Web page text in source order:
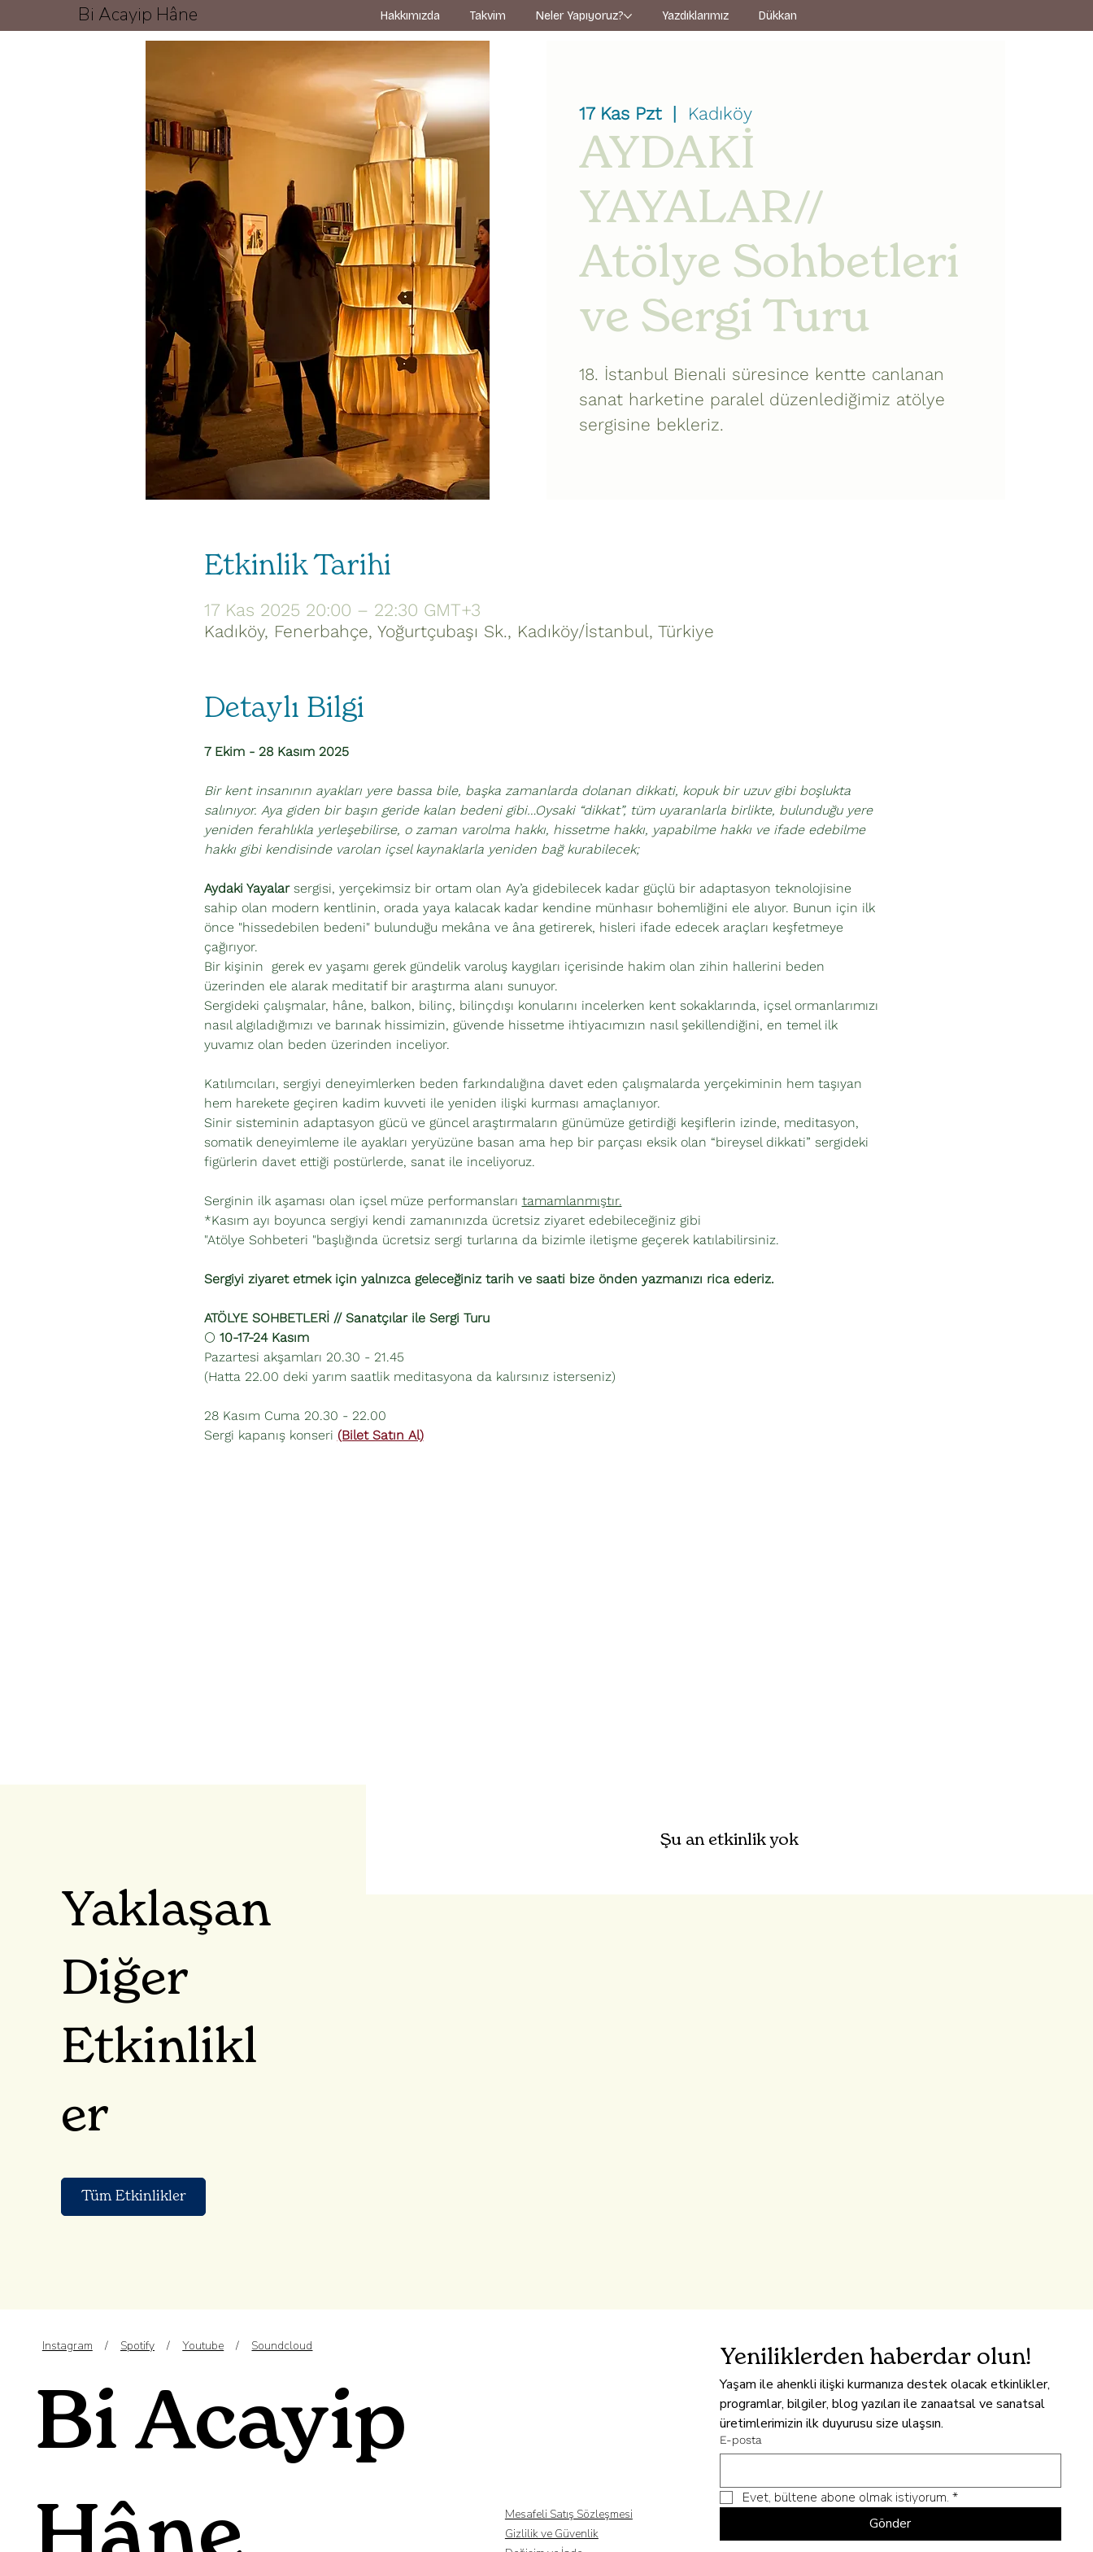
Bi Acayip Hâne Hakkımızda Takvim Neler Yapıyoruz? Yazdıklarımız Dükkan
17 Kas Pzt
  |
Kadıköy
AYDAKİ
YAYALAR//
Atölye Sohbetleri
ve Sergi Turu
18. İstanbul Bienali süresince kentte canlanan
sanat harketine paralel düzenlediğimiz atölye
sergisine bekleriz.
Etkinlik Tarihi
17 Kas 2025 20:00 – 22:30 GMT+3
Kadıköy, Fenerbahçe, Yoğurtçubaşı Sk., Kadıköy/İstanbul, Türkiye
Detaylı Bilgi
7 Ekim - 28 Kasım 2025
Bir kent insanının ayakları yere bassa bile, başka zamanlarda dolanan dikkati, kopuk bir uzuv gibi boşlukta
salınıyor. Aya giden bir başın geride kalan bedeni gibi…Oysaki “dikkat”, tüm uyaranlarla birlikte, bulunduğu yere
yeniden ferahlıkla yerleşebilirse, o zaman varolma hakkı, hissetme hakkı, yapabilme hakkı ve ifade edebilme
hakkı gibi kendisinde varolan içsel kaynaklarla yeniden bağ kurabilecek;
Aydaki Yayalar sergisi, yerçekimsiz bir ortam olan Ay’a gidebilecek kadar güçlü bir adaptasyon teknolojisine
sahip olan modern kentlinin, orada yaya kalacak kadar kendine münhasır bohemliğini ele alıyor. Bunun için ilk
önce "hissedebilen bedeni" bulunduğu mekâna ve âna getirerek, hisleri ifade edecek araçları keşfetmeye
çağırıyor.
Bir kişinin  gerek ev yaşamı gerek gündelik varoluş kaygıları içerisinde hakim olan zihin hallerini beden
üzerinden ele alarak meditatif bir araştırma alanı sunuyor.
Sergideki çalışmalar, hâne, balkon, bilinç, bilinçdışı konularını incelerken kent sokaklarında, içsel ormanlarımızı
nasıl algıladığımızı ve barınak hissimizin, güvende hissetme ihtiyacımızın nasıl şekillendiğini, en temel ilk
yuvamız olan beden üzerinden inceliyor.
Katılımcıları, sergiyi deneyimlerken beden farkındalığına davet eden çalışmalarda yerçekiminin hem taşıyan
hem harekete geçiren kadim kuvveti ile yeniden ilişki kurması amaçlanıyor.
Sinir sisteminin adaptasyon gücü ve güncel araştırmaların günümüze getirdiği keşiflerin izinde, meditasyon,
somatik deneyimleme ile ayakları yeryüzüne basan ama hep bir parçası eksik olan “bireysel dikkati” sergideki
figürlerin davet ettiği postürlerde, sanat ile inceliyoruz.
Serginin ilk aşaması olan içsel müze performansları tamamlanmıştır.
*Kasım ayı boyunca sergiyi kendi zamanınızda ücretsiz ziyaret edebileceğiniz gibi
"Atölye Sohbeteri "başlığında ücretsiz sergi turlarına da bizimle iletişme geçerek katılabilirsiniz.
Sergiyi ziyaret etmek için yalnızca geleceğiniz tarih ve saati bize önden yazmanızı rica ederiz.
ATÖLYE SOHBETLERİ // Sanatçılar ile Sergi Turu
🌕 10-17-24 Kasım
Pazartesi akşamları 20.30 - 21.45
(Hatta 22.00 deki yarım saatlik meditasyona da kalırsınız isterseniz)
28 Kasım Cuma 20.30 - 22.00
Sergi kapanış konseri (Bilet Satın Al)
Yaklaşan
Diğer
Etkinlikl
er
Tüm Etkinlikler
Şu an etkinlik yok
Instagram / Spotify / Youtube / Soundcloud
Bi Acayip
Mesafeli Satış Sözleşmesi
Gizlilik ve Güvenlik
Yeniliklerden haberdar olun!
Yaşam ile ahenkli ilişki kurmanıza destek olacak etkinlikler,
programlar, bilgiler, blog yazıları ile zanaatsal ve sanatsal
üretimlerimizin ilk duyurusu size ulaşsın.
E-posta
Evet, bültene abone olmak istiyorum. *
Gönder